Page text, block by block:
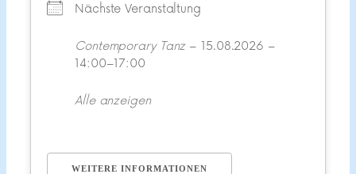
Nächste Veranstaltung
Contemporary Tanz– 15.08.2026 –
14:00–17:00
Alle anzeigen
WEITERE INFORMATIONEN